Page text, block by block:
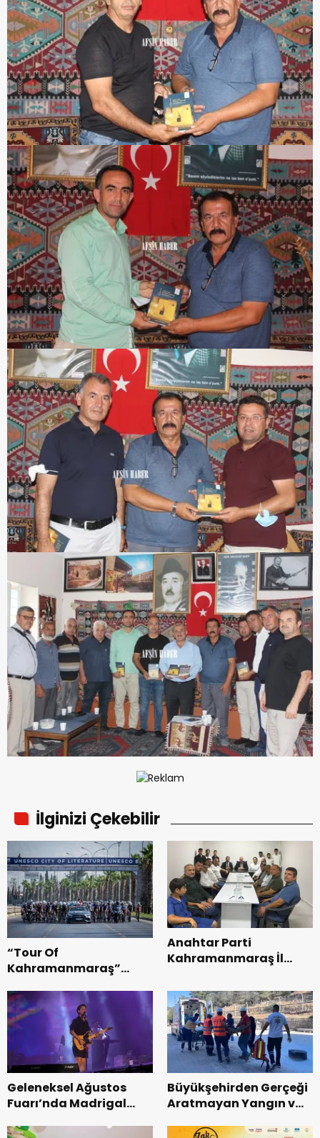
İlginizi Çekebilir
“Tour Of
Kahramanmaraş”
Bisikleti Turnuvası
Tamamlandı.
Anahtar Parti
Kahramanmaraş İl
Teşkilatı ile buluştu.
Geleneksel Ağustos
Fuarı’nda Madrigal
Büyükşehirden Gerçeği
Aratmayan Yangın ve